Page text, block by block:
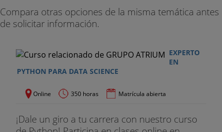
Introducción al Deep Learning
Entrenando a una Red neuronal
Redes neuronales convolucionales
PROYECTO FINAL
Un cliente, una empresa de suministros
Compara otras opciones de la misma temática antes
de solicitar información.
EXPERTO
EN
PYTHON PARA DATA SCIENCE
Online 350 horas Matrícula abierta
¡Dale un giro a tu carrera con nuestro curso